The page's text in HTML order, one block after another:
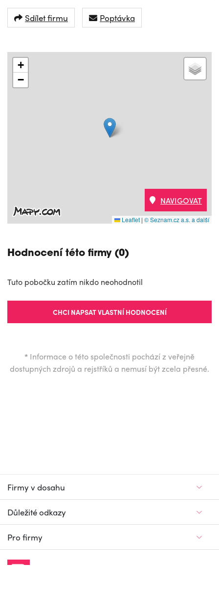
Sdílet firmu Poptávka
+
−
Leaflet | © Seznam.cz a.s. a další
NAVIGOVAT
Hodnocení této firmy (0)
Tuto pobočku zatím nikdo neohodnotil
CHCI NAPSAT VLASTNÍ HODNOCENÍ
* Informace o této společnosti pochází z veřejně
dostupných zdrojů a rejstříků a nemusí být zcela přesné.
Firmy v dosahu
Důležité odkazy
Pro firmy